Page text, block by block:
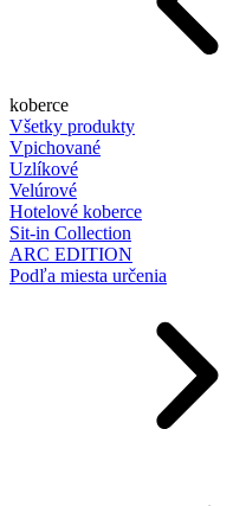
koberce
Všetky produkty
Vpichované
Uzlíkové
Velúrové
Hotelové koberce
Sit-in Collection
ARC EDITION
Podľa miesta určenia